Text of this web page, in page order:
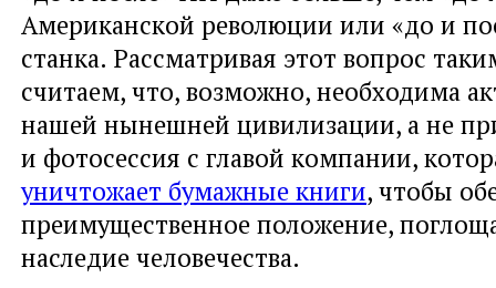
Американской революции или «до и
станка. Рассматривая этот вопрос
считаем, что, возможно, необходима
нашей нынешней цивилизации, а не
и фотосессия с главой компании,
уничтожает бумажные книги, чтобы
преимущественное положение,
наследие человечества.